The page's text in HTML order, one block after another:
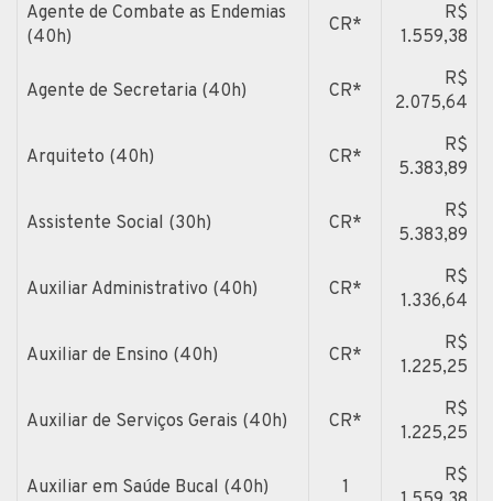
Agente de Combate as Endemias
(40h)
CR*
R$
1.559,38
Agente de Secretaria (40h) CR*
R$
2.075,64
Arquiteto (40h) CR*
R$
5.383,89
Assistente Social (30h) CR*
R$
5.383,89
Auxiliar Administrativo (40h) CR*
R$
1.336,64
Auxiliar de Ensino (40h) CR*
R$
1.225,25
Auxiliar de Serviços Gerais (40h) CR*
R$
1.225,25
Auxiliar em Saúde Bucal (40h) 1
R$